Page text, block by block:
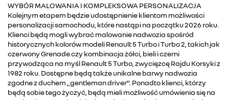
WYBÓR MALOWANIA I KOMPLEKSOWA PERSONALIZACJA
Kolejnym etapem będzie udostępnienie klientom możliwości
personalizacji samochodu, które nastąpi na początku 2026 roku.
Klienci będą mogli wybrać malowanie nadwozia spośród
historycznych kolorów modeli Renault 5 Turbo i Turbo 2, takich jak
czerwony Grenade czy kombinacja żółci, bieli i czerni
przywodząca na myśl Renault 5 Turbo, zwycięzcę Rajdu Korsyki z
1982 roku. Dostępne będą także unikalne barwy nadwozia
zgodne z duchem „gentleman driver”. Ponadto klienci, którzy
będą sobie tego życzyć, będą mieli możliwość umówienia się na